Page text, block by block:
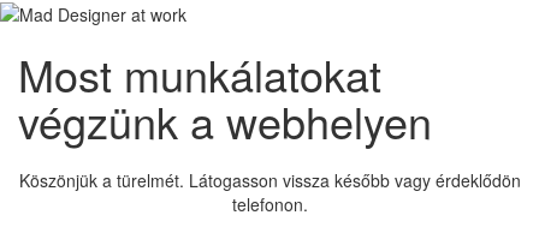
Most munkálatokat
végzünk a webhelyen
Köszönjük a türelmét. Látogasson vissza később vagy érdeklődön
telefonon.